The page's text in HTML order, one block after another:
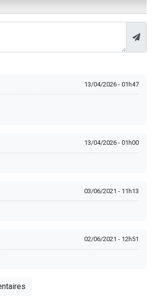
13/04/2026 - 01h47
13/04/2026 - 01h00
03/06/2021 - 11h13
02/06/2021 - 12h51